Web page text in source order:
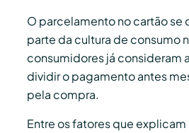
O parcelamento no cartão se
parte da cultura de consumo
consumidores já consideram
dividir o pagamento antes
pela compra.
Entre os fatores que